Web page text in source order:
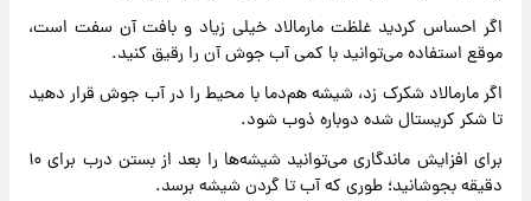
اگر احساس کردید غلظت مارمالاد خیلی زیاد و بافت آن سفت است،
موقع استفاده می‌توانید با کمی آب جوش آن را رقیق کنید.
اگر مارمالاد شکرک زد، شیشه هم‌دما با محیط را در آب جوش قرار دهید
تا شکر کریستال شده دوباره ذوب شود.
برای افزایش ماندگاری می‌توانید شیشه‌ها را بعد از بستن درب برای ۱۰
دقیقه بجوشانید؛ طوری که آب تا گردن شیشه برسد.